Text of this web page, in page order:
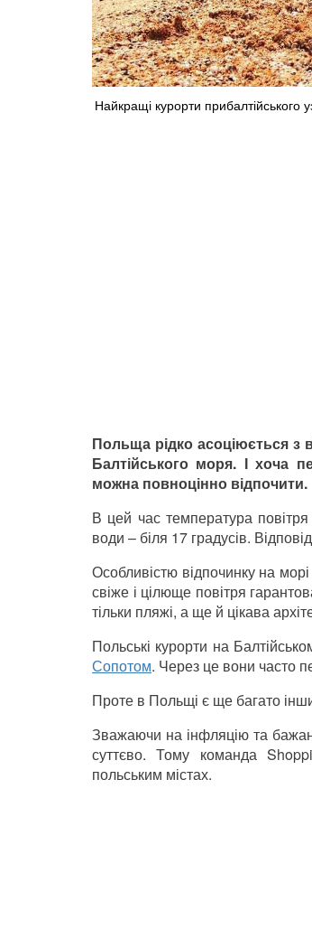
Найкращі курорти
Польща рідко асоціюється з
Балтійського моря. І хоча
можна повноцінно відпочити.
В цей час температура
води – біля 17 градусів.
Особливістю відпочинку на
свіже і цілюще повітря
тільки пляжі, а ще й цікава
Польські курорти на
Сопотом. Через це вони часто
Проте в Польщі є ще багато
Зважаючи на інфляцію та
суттєво. Тому команда
польським містах.